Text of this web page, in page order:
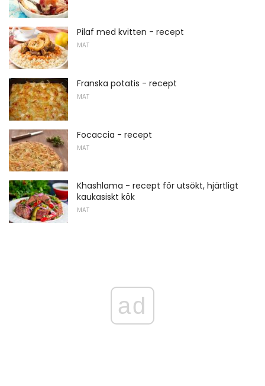
Pilaf med kvitten - recept
MAT
Franska potatis - recept
MAT
Focaccia - recept
MAT
Khashlama - recept för utsökt, hjärtligt
kaukasiskt kök
MAT
ad